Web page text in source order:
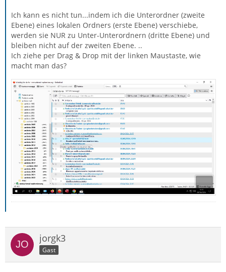
Ich kann es nicht tun...indem ich die Unterordner (zweite
Ebene) eines lokalen Ordners (erste Ebene) verschiebe,
werden sie NUR zu Unter-Unterordnern (dritte Ebene) und
bleiben nicht auf der zweiten Ebene. ..
Ich ziehe per Drag & Drop mit der linken Maustaste, wie
macht man das?
jorgk3
Gast